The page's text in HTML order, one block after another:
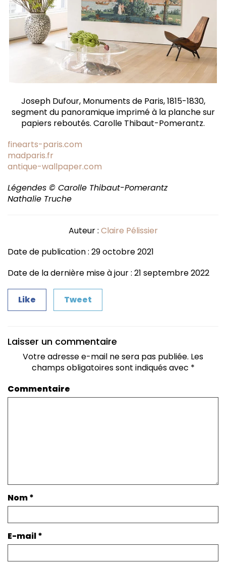
Joseph Dufour, Monuments de Paris, 1815-1830,
segment du panoramique imprimé à la planche sur
papiers reboutés. Carolle Thibaut-Pomerantz.
finearts-paris.com
madparis.fr
antique-wallpaper.com
Légendes © Carolle Thibaut-Pomerantz
Nathalie Truche
Auteur : Claire Pélissier
Date de publication : 29 octobre 2021
Date de la dernière mise à jour : 21 septembre 2022
Like Tweet
Laisser un commentaire
Votre adresse e-mail ne sera pas publiée. Les
champs obligatoires sont indiqués avec *
Commentaire
Nom*
E-mail*